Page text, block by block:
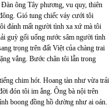
ông Tây phương, vu quy, thiên
Gió tung chiếc váy cưới tôi
đánh mất người tình xa xứ mà tôi
guỳ gối uống nước sâm người tình
trọng trên đất Việt của chàng trai
vắng. Bước chân tôi lẫn trong
chim hót. Hoang tàn như vừa trải
đón tôi im ắng. Ông bà nội trên
boong đồng hồ dường như ai oán.